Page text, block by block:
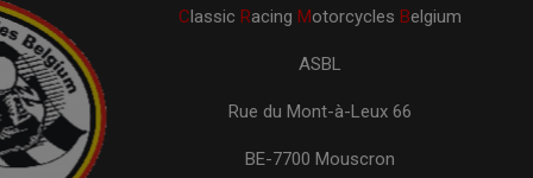
Classic Racing Motorcycles Belgium
ASBL
Rue du Mont-à-Leux 66
BE-7700 Mouscron